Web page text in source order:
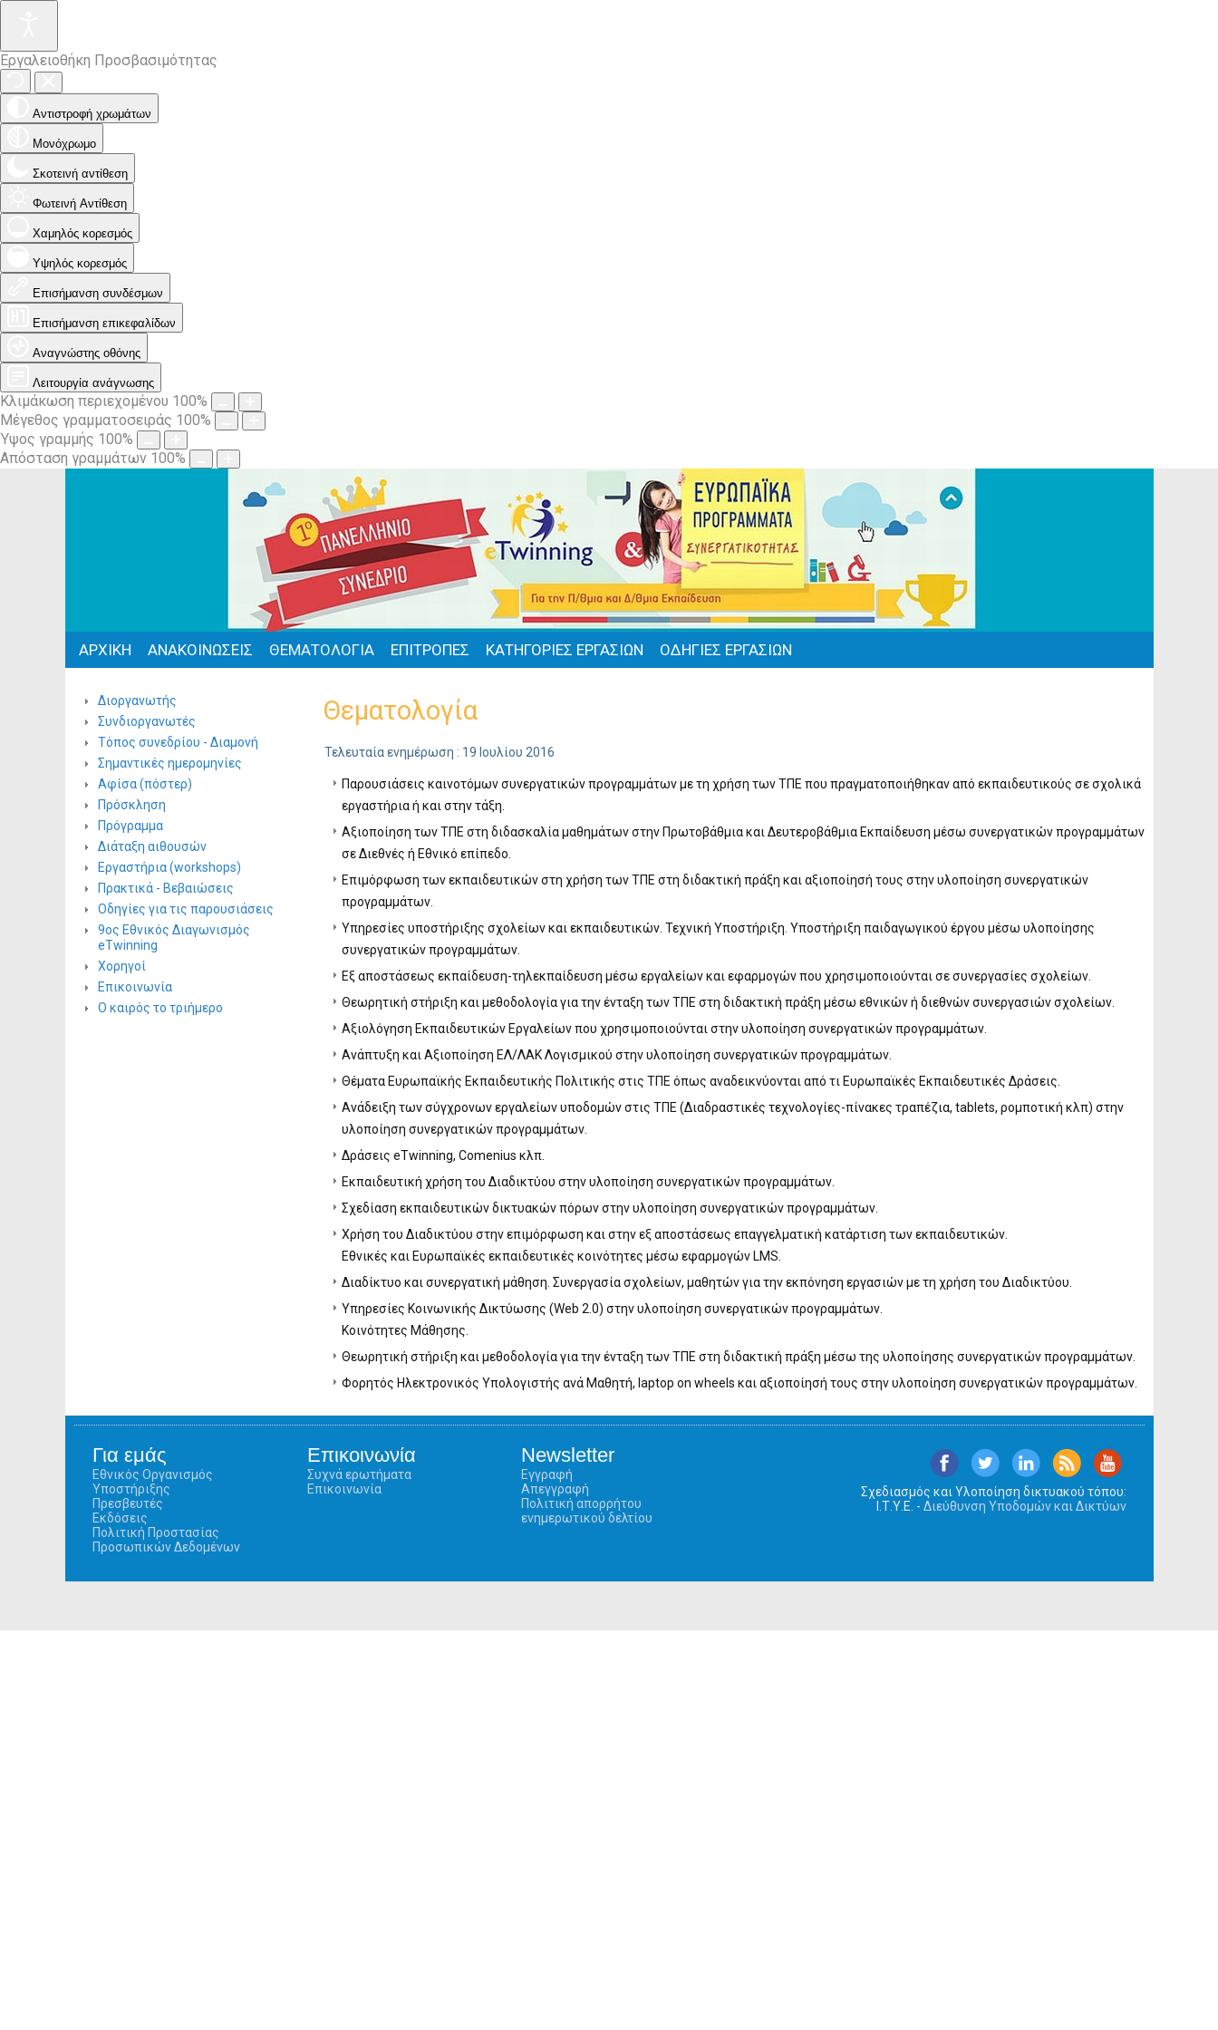
Εργαλειοθήκη Προσβασιμότητας
Αντιστροφή χρωμάτων
Μονόχρωμο
Σκοτεινή αντίθεση
Φωτεινή Αντίθεση
Χαμηλός κορεσμός
Υψηλός κορεσμός
Επισήμανση συνδέσμων
Επισήμανση επικεφαλίδων
Αναγνώστης οθόνης
Λειτουργία ανάγνωσης
Κλιμάκωση περιεχομένου 100%
Μέγεθος γραμματοσειράς 100%
Ύψος γραμμής 100%
Απόσταση γραμμάτων 100%
ΑΡΧΙΚΗ ΑΝΑΚΟΙΝΩΣΕΙΣ ΘΕΜΑΤΟΛΟΓΙΑ ΕΠΙΤΡΟΠΕΣ ΚΑΤΗΓΟΡΙΕΣ ΕΡΓΑΣΙΩΝ ΟΔΗΓΙΕΣ ΕΡΓΑΣΙΩΝ
Διοργανωτής
Συνδιοργανωτές
Τόπος συνεδρίου - Διαμονή
Σημαντικές ημερομηνίες
Αφίσα (πόστερ)
Πρόσκληση
Πρόγραμμα
Διάταξη αιθουσών
Εργαστήρια (workshops)
Πρακτικά - Βεβαιώσεις
Οδηγίες για τις παρουσιάσεις
9ος Εθνικός Διαγωνισμός
eTwinning
Χορηγοί
Επικοινωνία
Ο καιρός το τριήμερο
Θεματολογία
Τελευταία ενημέρωση : 19 Ιουλίου 2016
Παρουσιάσεις καινοτόμων συνεργατικών προγραμμάτων με τη χρήση των ΤΠΕ που πραγματοποιήθηκαν από εκπαιδευτικούς σε σχολικά
εργαστήρια ή και στην τάξη.
Αξιοποίηση των ΤΠΕ στη διδασκαλία μαθημάτων στην Πρωτοβάθμια και Δευτεροβάθμια Εκπαίδευση μέσω συνεργατικών προγραμμάτων
σε Διεθνές ή Εθνικό επίπεδο.
Επιμόρφωση των εκπαιδευτικών στη χρήση των ΤΠΕ στη διδακτική πράξη και αξιοποίησή τους στην υλοποίηση συνεργατικών
προγραμμάτων.
Υπηρεσίες υποστήριξης σχολείων και εκπαιδευτικών. Τεχνική Υποστήριξη. Υποστήριξη παιδαγωγικού έργου μέσω υλοποίησης
συνεργατικών προγραμμάτων.
Εξ αποστάσεως εκπαίδευση-τηλεκπαίδευση μέσω εργαλείων και εφαρμογών που χρησιμοποιούνται σε συνεργασίες σχολείων.
Θεωρητική στήριξη και μεθοδολογία για την ένταξη των ΤΠΕ στη διδακτική πράξη μέσω εθνικών ή διεθνών συνεργασιών σχολείων.
Αξιολόγηση Εκπαιδευτικών Εργαλείων που χρησιμοποιούνται στην υλοποίηση συνεργατικών προγραμμάτων.
Ανάπτυξη και Αξιοποίηση ΕΛ/ΛΑΚ Λογισμικού στην υλοποίηση συνεργατικών προγραμμάτων.
Θέματα Ευρωπαϊκής Εκπαιδευτικής Πολιτικής στις ΤΠΕ όπως αναδεικνύονται από τι Ευρωπαϊκές Εκπαιδευτικές Δράσεις.
Ανάδειξη των σύγχρονων εργαλείων υποδομών στις ΤΠΕ (Διαδραστικές τεχνολογίες-πίνακες τραπέζια, tablets, ρομποτική κλπ) στην
υλοποίηση συνεργατικών προγραμμάτων.
Δράσεις eTwinning, Comenius κλπ.
Εκπαιδευτική χρήση του Διαδικτύου στην υλοποίηση συνεργατικών προγραμμάτων.
Σχεδίαση εκπαιδευτικών δικτυακών πόρων στην υλοποίηση συνεργατικών προγραμμάτων.
Χρήση του Διαδικτύου στην επιμόρφωση και στην εξ αποστάσεως επαγγελματική κατάρτιση των εκπαιδευτικών.
Εθνικές και Ευρωπαϊκές εκπαιδευτικές κοινότητες μέσω εφαρμογών LMS.
Διαδίκτυο και συνεργατική μάθηση. Συνεργασία σχολείων, μαθητών για την εκπόνηση εργασιών με τη χρήση του Διαδικτύου.
Υπηρεσίες Κοινωνικής Δικτύωσης (Web 2.0) στην υλοποίηση συνεργατικών προγραμμάτων.
Κοινότητες Μάθησης.
Θεωρητική στήριξη και μεθοδολογία για την ένταξη των ΤΠΕ στη διδακτική πράξη μέσω της υλοποίησης συνεργατικών προγραμμάτων.
Φορητός Ηλεκτρονικός Υπολογιστής ανά Μαθητή, laptop on wheels και αξιοποίησή τους στην υλοποίηση συνεργατικών προγραμμάτων.
Για εμάς
Εθνικός Οργανισμός
Υποστήριξης
Πρεσβευτές
Εκδόσεις
Πολιτική Προστασίας
Προσωπικών Δεδομένων
Επικοινωνία
Συχνά ερωτήματα
Επικοινωνία
Newsletter
Εγγραφή
Απεγγραφή
Πολιτική απορρήτου
ενημερωτικού δελτίου
Σχεδιασμός και Υλοποίηση δικτυακού τόπου:
Ι.Τ.Υ.Ε. - Διεύθυνση Υποδομών και Δικτύων